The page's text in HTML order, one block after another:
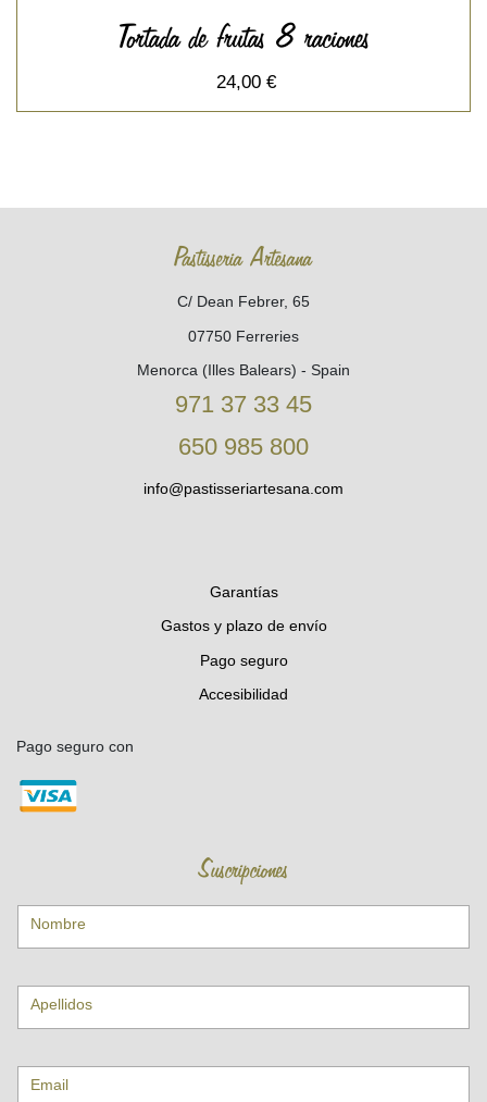
Tortada de frutas 8 raciones
24,00 €
Pastisseria Artesana
C/ Dean Febrer, 65
07750 Ferreries
Menorca (Illes Balears) - Spain
971 37 33 45
650 985 800
info@pastisseriartesana.com
Garantías
Gastos y plazo de envío
Pago seguro
Accesibilidad
Pago seguro con
Suscripciones
Nombre
Apellidos
Email